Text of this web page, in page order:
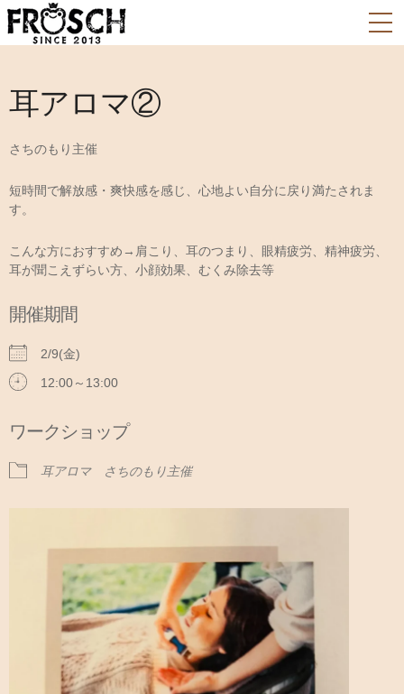
耳アロマ②
さちのもり主催
短時間で解放感・爽快感を感じ、心地よい自分に戻り満たされま
す。
こんな方におすすめ→肩こり、耳のつまり、眼精疲労、精神疲労、
耳が聞こえずらい方、小顔効果、むくみ除去等
開催期間
2/9(金)
12:00～13:00
ワークショップ
耳アロマ さちのもり主催